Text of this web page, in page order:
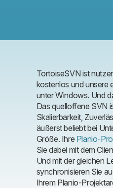
TortoiseSVN ist
kostenlos und unsere
unter Windows. Und
Das quelloffene SVN
Skalierbarkeit,
äußerst beliebt bei
Größe. Ihre Planio-
Sie dabei mit dem
Und mit der gleichen
synchronisieren Sie
Ihrem Planio-